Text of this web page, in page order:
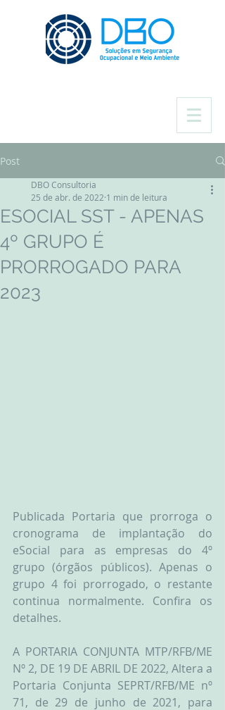
Post
ESOCIAL SST - APENAS
4º GRUPO É
PRORROGADO PARA
2023
DBO Consultoria
25 de abr. de 2022 1 min de leitura
Publicada Portaria que prorroga o
cronograma de implantação do
eSocial para as empresas do 4º
grupo (órgãos públicos). Apenas o
grupo 4 foi prorrogado, o restante
continua normalmente. Confira os
detalhes.
A PORTARIA CONJUNTA MTP/RFB/ME
Nº 2, DE 19 DE ABRIL DE 2022, Altera a
Portaria Conjunta SEPRT/RFB/ME nº